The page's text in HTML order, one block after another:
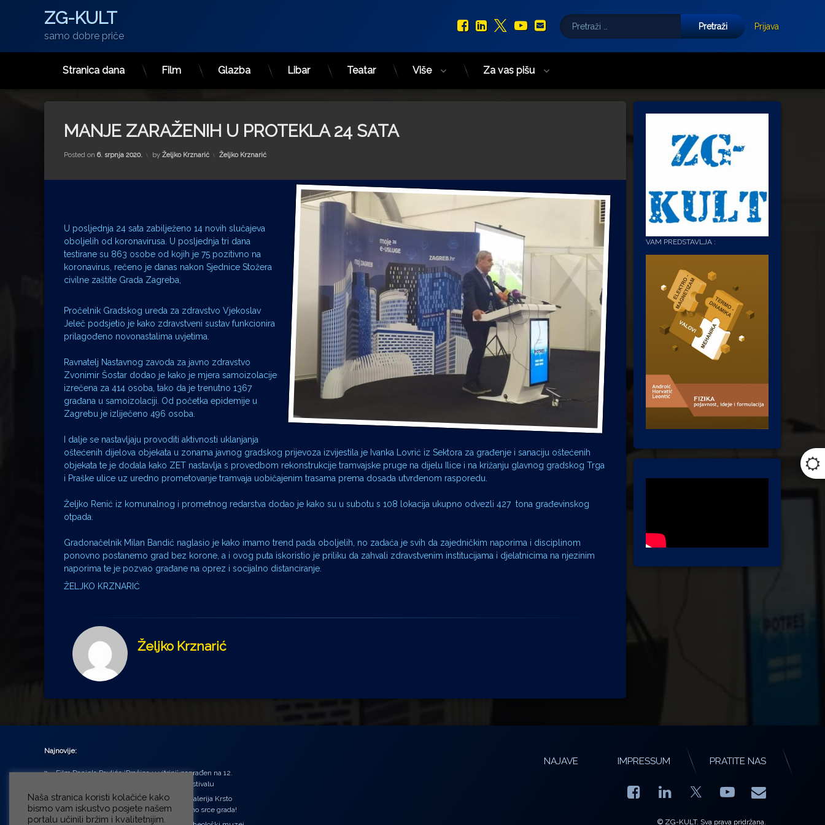
Preskoči
ZG-KULT
samo dobre priče
Facebook
LinkedIn
X.com
YouTube
E-mail
Pretraži:
Prijava
Stranica dana Film Glazba Libar Teatar Više Za vas pišu
MANJE ZARAŽENIH U PROTEKLA 24 SATA
Posted on 6. srpnja 2020. by Željko Krznarić Kategorije:
Željko Krznarić
U posljednja 24 sata zabilježeno 14 novih slučajeva
oboljelih od koronavirusa. U posljednja tri dana
testirane su 863 osobe od kojih je 75 pozitivno na
koronavirus, rečeno je danas nakon Sjednice Stožera
civilne zaštite Grada Zagreba,
Pročelnik Gradskog ureda za zdravstvo Vjekoslav
Jeleč podsjetio je kako zdravstveni sustav funkcionira
prilagođeno novonastalima uvjetima.
Ravnatelj Nastavnog zavoda za javno zdravstvo
Zvonimir Šostar dodao je kako je mjera samoizolacije
izrečena za 414 osoba, tako da je trenutno 1367
građana u samoizolaciji. Od početka epidemije u
Zagrebu je izliječeno 496 osoba.
I dalje se nastavljaju provoditi aktivnosti uklanjanja
oštećenih dijelova objekata u zonama javnog gradskog prijevoza izvijestila je Ivanka Lovrić iz Sektora za građenje i sanaciju oštećenih
objekata te je dodala kako ZET nastavlja s provedbom rekonstrukcije tramvajske pruge na dijelu Ilice i na križanju glavnog gradskog Trga
i Praške ulice uz uredno prometovanje tramvaja uobičajenim trasama prema dosada utvrđenom rasporedu.
Željko Renić iz komunalnog i prometnog redarstva dodao je kako su u subotu s 108 lokacija ukupno odvezli 427 tona građevinskog
otpada.
Gradonačelnik Milan Bandić naglasio je kako imamo trend pada oboljelih, no zadaća je svih da zajedničkim naporima i disciplinom
ponovno postanemo grad bez korone, a i ovog puta iskoristio je priliku da zahvali zdravstvenim institucijama i djelatnicima na njezinim
naporima te je pozvao građane na oprez i socijalno distanciranje.
ŽELJKO KRZNARIĆ
Željko Krznarić
VAM PREDSTAVLJA :
Najnovije:
Film Daniela Pavlića ‘Prašina u vitrini’ nagrađen na 12.
Green Montenegro International Film Festivalu
U središtu Petrinje otvorena obnovljena Galerija Krsto
Hegedušić: Kultura vraćena kući, u samo srce grada!
NAJAVE IMPRESSUM PRATITE NAS
Facebook
LinkedIn YouTube
E-mail
© ZG-KULT. Sva prava pridržana.
Naša stranica koristi kolačiće kako
bismo vam iskustvo posjete našem
portalu učinili bržim i kvalitetnijim.